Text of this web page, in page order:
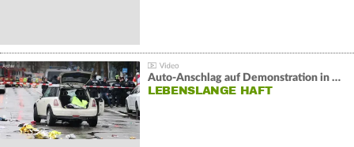
Auto-Anschlag auf Demonstration in München:
LEBENSLANGE HAFT